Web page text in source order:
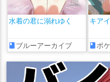
水着の君に溺れゆく
ブルーアーカイブ
キア
ポ